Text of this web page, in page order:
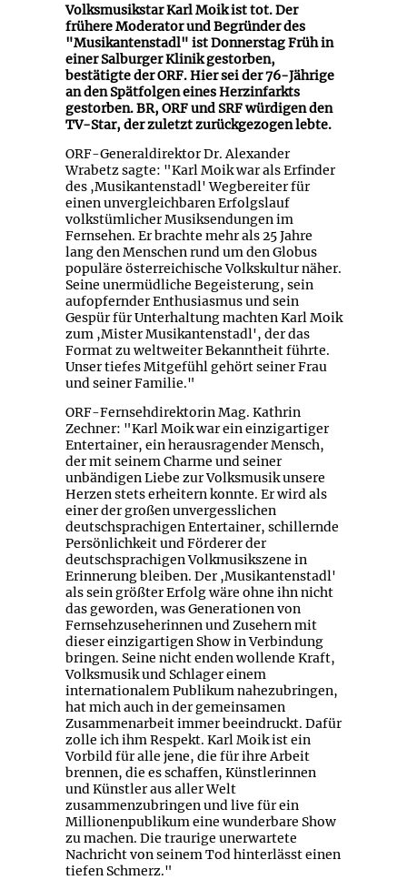
Volksmusikstar Karl Moik ist tot. Der
frühere Moderator und Begründer des
"Musikantenstadl" ist Donnerstag Früh in
einer Salburger Klinik gestorben,
bestätigte der ORF. Hier sei der 76-Jährige
an den Spätfolgen eines Herzinfarkts
gestorben. BR, ORF und SRF würdigen den
TV-Star, der zuletzt zurückgezogen lebte.
ORF-Generaldirektor Dr. Alexander
Wrabetz sagte: "Karl Moik war als Erfinder
des ,Musikantenstadl' Wegbereiter für
einen unvergleichbaren Erfolgslauf
volkstümlicher Musiksendungen im
Fernsehen. Er brachte mehr als 25 Jahre
lang den Menschen rund um den Globus
populäre österreichische Volkskultur näher.
Seine unermüdliche Begeisterung, sein
aufopfernder Enthusiasmus und sein
Gespür für Unterhaltung machten Karl Moik
zum ,Mister Musikantenstadl', der das
Format zu weltweiter Bekanntheit führte.
Unser tiefes Mitgefühl gehört seiner Frau
und seiner Familie."
ORF-Fernsehdirektorin Mag. Kathrin
Zechner: "Karl Moik war ein einzigartiger
Entertainer, ein herausragender Mensch,
der mit seinem Charme und seiner
unbändigen Liebe zur Volksmusik unsere
Herzen stets erheitern konnte. Er wird als
einer der großen unvergesslichen
deutschsprachigen Entertainer, schillernde
Persönlichkeit und Förderer der
deutschsprachigen Volkmusikszene in
Erinnerung bleiben. Der ,Musikantenstadl'
als sein größter Erfolg wäre ohne ihn nicht
das geworden, was Generationen von
Fernsehzuseherinnen und Zusehern mit
dieser einzigartigen Show in Verbindung
bringen. Seine nicht enden wollende Kraft,
Volksmusik und Schlager einem
internationalem Publikum nahezubringen,
hat mich auch in der gemeinsamen
Zusammenarbeit immer beeindruckt. Dafür
zolle ich ihm Respekt. Karl Moik ist ein
Vorbild für alle jene, die für ihre Arbeit
brennen, die es schaffen, Künstlerinnen
und Künstler aus aller Welt
zusammenzubringen und live für ein
Millionenpublikum eine wunderbare Show
zu machen. Die traurige unerwartete
Nachricht von seinem Tod hinterlässt einen
tiefen Schmerz."